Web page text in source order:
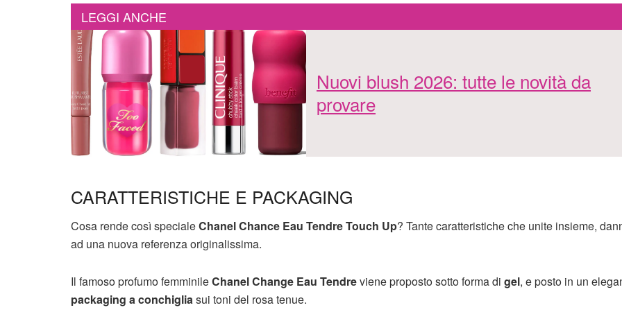
LEGGI ANCHE
Nuovi blush 2026: tutte le novità da
provare
CARATTERISTICHE E PACKAGING
Cosa rende così specialeChanel Chance Eau Tendre Touch Up? Tante caratteristiche che unite insieme,
ad una nuova referenza originalissima.
Il famoso profumo femminileChanel Change Eau Tendreviene proposto sotto forma di gel, e posto in un
packaging a conchigliasui toni del rosa tenue.